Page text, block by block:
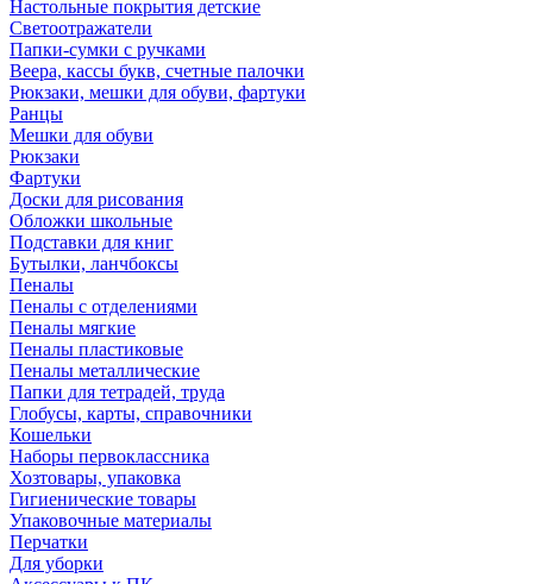
Настольные покрытия детские
Светоотражатели
Папки-сумки с ручками
Веера, кассы букв, счетные палочки
Рюкзаки, мешки для обуви, фартуки
Ранцы
Мешки для обуви
Рюкзаки
Фартуки
Доски для рисования
Обложки школьные
Подставки для книг
Бутылки, ланчбоксы
Пеналы
Пеналы с отделениями
Пеналы мягкие
Пеналы пластиковые
Пеналы металлические
Папки для тетрадей, труда
Глобусы, карты, справочники
Кошельки
Наборы первоклассника
Хозтовары, упаковка
Гигиенические товары
Упаковочные материалы
Перчатки
Для уборки